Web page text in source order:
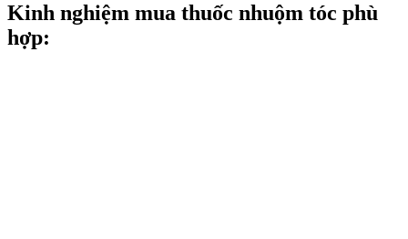
Kinh nghiệm mua thuốc nhuộm tóc phù
hợp: